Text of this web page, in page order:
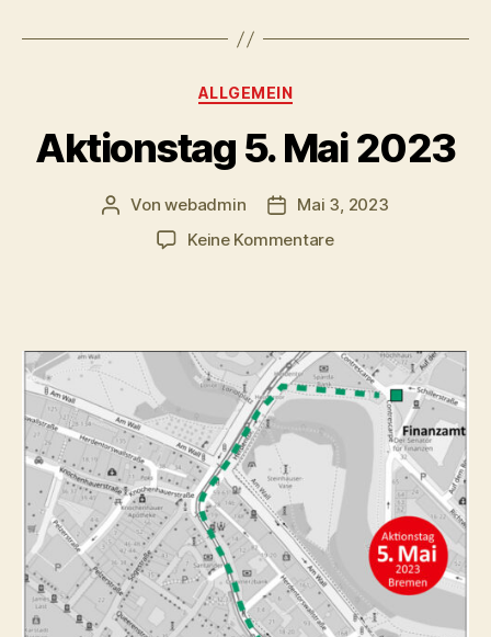
Kategorien
ALLGEMEIN
Aktionstag 5. Mai 2023
Beitragsautor
Vonwebadmin Beitragsdatum
Mai 3, 2023
Keine Kommentarezu